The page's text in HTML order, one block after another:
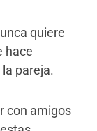
quiere
hace
pareja.
con amigos